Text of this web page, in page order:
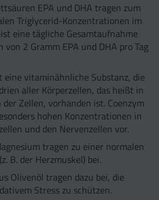
EPA und DHA tragen zum
Triglycerid-Konzentrationen im
eine tägliche Gesamtaufnahme
von 2 Gramm EPA und DHA pro Tag
eine vitaminähnliche Substanz, die
aller Körperzellen, das heißt in
Zellen, vorhanden ist. Coenzym
hohen Konzentrationen in
und den Nervenzellen vor.
tragen zu einer normalen
B. der Herzmuskel) bei.
Olivenöl tragen dazu bei, die
Stress zu schützen.